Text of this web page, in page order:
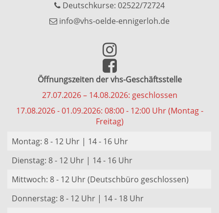
Deutschkurse: 02522/72724
info@vhs-oelde-ennigerloh.de
Öffnungszeiten der vhs-Geschäftsstelle
27.07.2026 – 14.08.2026: geschlossen
17.08.2026 - 01.09.2026: 08:00 - 12:00 Uhr (Montag -
Freitag)
Montag: 8 - 12 Uhr | 14 - 16 Uhr
Dienstag: 8 - 12 Uhr | 14 - 16 Uhr
Mittwoch: 8 - 12 Uhr (Deutschbüro geschlossen)
Donnerstag: 8 - 12 Uhr | 14 - 18 Uhr